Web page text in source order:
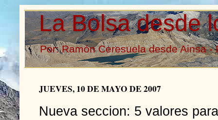
La Bolsa desde
Por: Ramón Ceresuela desde Ainsa -
JUEVES, 10 DE MAYO DE 2007
Nueva seccion: 5 valores